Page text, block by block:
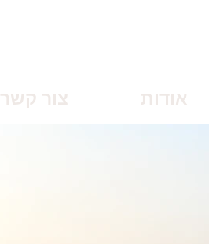
צור קשר אודות